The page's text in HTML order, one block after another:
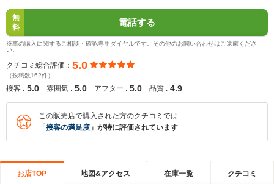
無
料
電話する
※車の購入に関するご相談・確認専用ダイヤルです。その他のお問い合わせはご遠慮くださ
い。
クチコミ総合評価： 5.0
（投稿数162件）
接客 : 5.0 雰囲気 : 5.0 アフター : 5.0 品質 : 4.9
この販売店で購入された方のクチコミでは
「接客の満足度 」が特に評価されています
お店TOP 地図&アクセス 在庫一覧 クチコミ